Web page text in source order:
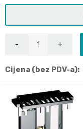
Cijena (bez PDV-a):